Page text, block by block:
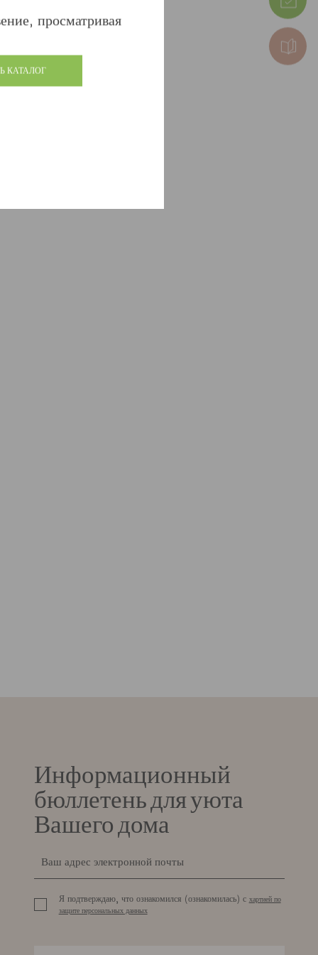
до и после!
просматривая
КАТАЛОГ
Информационный
бюллетень для уюта
Вашего дома
Я подтверждаю, что ознакомился (ознакомилась) с хартией по
защите персональных данных